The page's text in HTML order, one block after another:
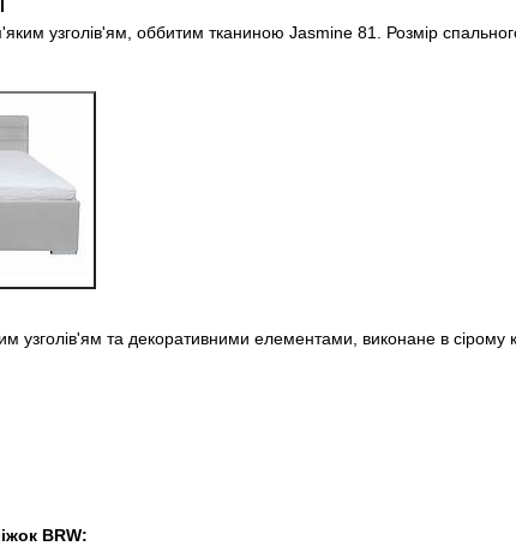
узголів'ям, оббитим тканиною Jasmine 81. Розмір
узголів'ям та декоративними елементами, виконане в сірому
BRW: